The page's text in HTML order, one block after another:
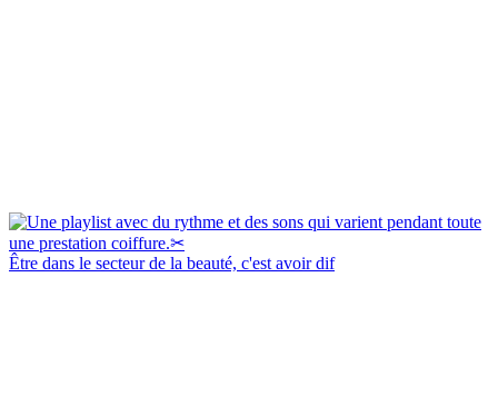
Être dans le secteur de la beauté, c'est avoir dif